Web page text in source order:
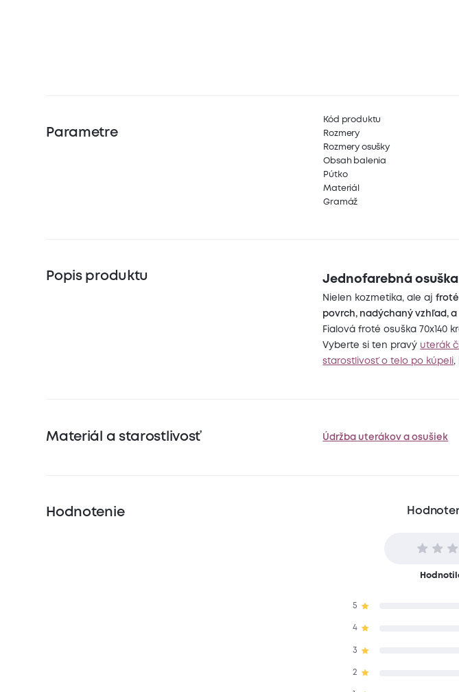
Parametre
Kód produktu
Rozmery
Rozmery osušky
Obsah balenia
Pútko
Materiál
Gramáž
Popis produktu Jednofarebná
Nielen kozmetika, ale ajfroté
povrch, nadýchaný vzhľad,
Fialová froté osuška 70x140
Vyberte si ten pravý uterák
starostlivosť o telo po kúpeli,
Materiál a starostlivosť Údržba uterákov a osušiek
Hodnotenie
5
4
3
2